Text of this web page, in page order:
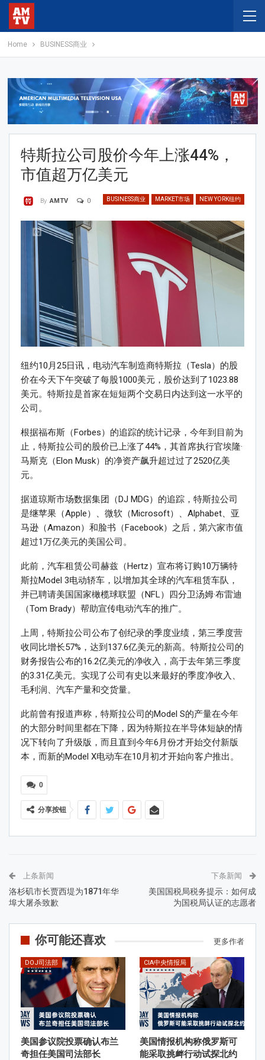
Home BUSINESS商业
特斯拉公司股价今年上涨44%，
市值超万亿美元
BUSINESS商业 MARKET市场 NEW YORK纽约
By AMTV 0
纽约10月25日讯，电动汽车制造商特斯拉（Tesla）的股
价在今天下午突破了每股1000美元，股价达到了1023.88
美元。特斯拉是首家在短短两个交易日内达到这一水平的
公司。
根据福布斯（Forbes）的追踪的统计记录，今年到目前为
止，特斯拉公司的股价已上涨了44%，其首席执行官埃隆·
马斯克（Elon Musk）的净资产飙升超过过了2520亿美
元。
据道琼斯市场数据集团（DJ MDG）的追踪，特斯拉公司
是继苹果（Apple）、微软（Microsoft）、Alphabet、亚
马逊（Amazon）和脸书（Facebook）之后，第六家市值
超过1万亿美元的美国公司。
此前，汽车租赁公司赫兹（Hertz）宣布将订购10万辆特
斯拉Model 3电动轿车，以增加其全球的汽车租赁车队，
并已聘请美国国家橄榄球联盟（NFL）四分卫汤姆·布雷迪
（Tom Brady）帮助宣传电动汽车的推广。
上周，特斯拉公司公布了创纪录的季度业绩，第三季度营
收同比增长57%，达到137.6亿美元的新高。特斯拉公司的
财务报告公布的16.2亿美元的净收入，高于去年第三季度
的3.31亿美元。实现了公司有史以来最好的季度净收入、
毛利润、汽车产量和交货量。
此前曾有报道声称，特斯拉公司的Model S的产量在今年
的大部分时间里都在下降，因为特斯拉在半导体短缺的情
况下转向了升级版，而且直到今年6月份才开始交付新版
本，而新的Model X电动车在10月初才开始向客户推出。
0
分享按钮
上条新闻
洛杉矶市长贾西堤为1871年华
埠大屠杀致歉
下条新闻
美国国税局税务提示：如何成
为国税局认证的志愿者
你可能还喜欢 更多作者
DOJ司法部
美国参议院投票确认布兰
奇担任美国司法部长
CIA中央情报局
美国情报机构称俄罗斯可
能采取挑衅行动试探北约